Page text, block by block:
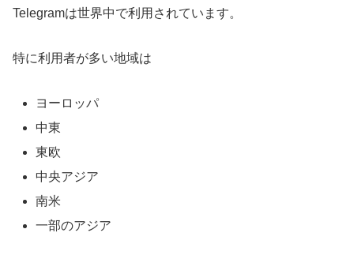
Telegramは世界中で利用されています。
特に利用者が多い地域は
ヨーロッパ
中東
東欧
中央アジア
南米
一部のアジア